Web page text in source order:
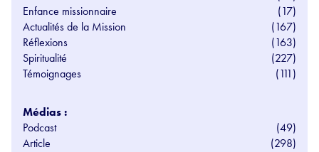
Enfance missionnaire
(17)
Actualités de la Mission
(167)
Réflexions
(163)
Spiritualité
(227)
Témoignages
(111)
Médias :
Podcast
(49)
Article
(298)